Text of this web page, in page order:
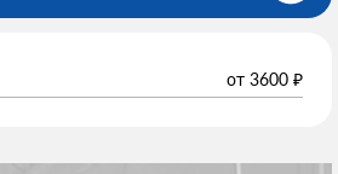
от 3600 ₽